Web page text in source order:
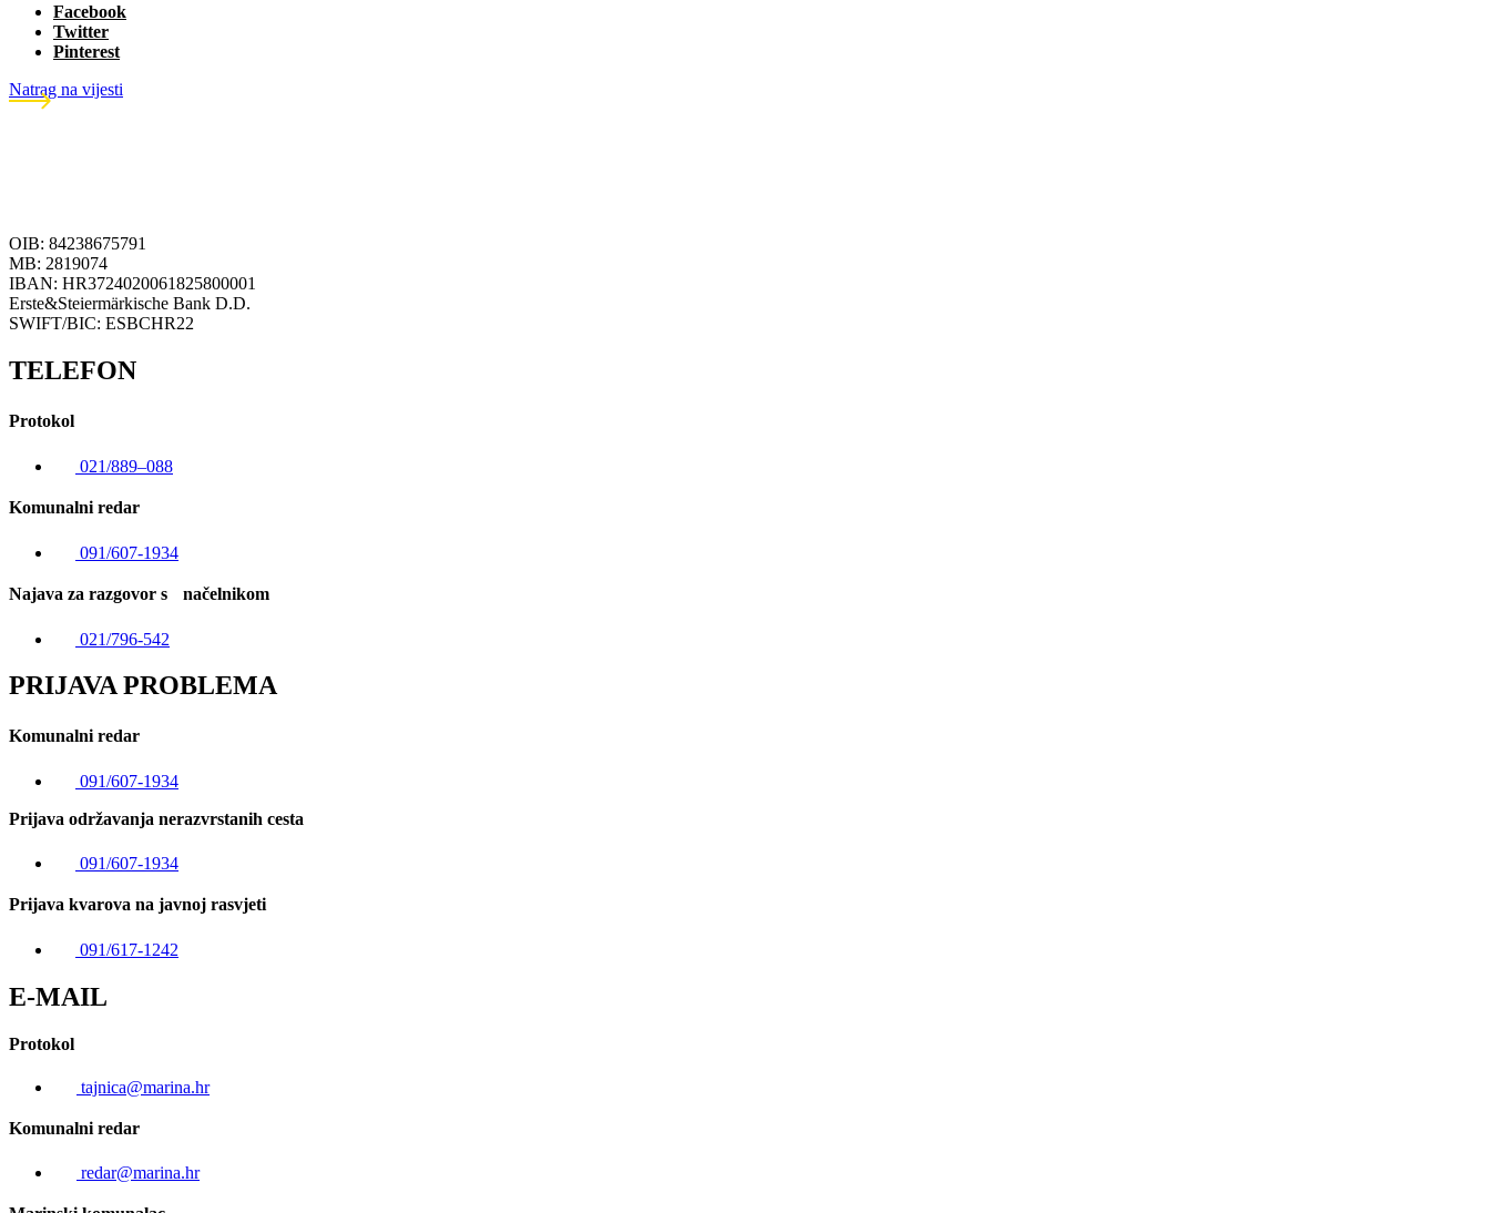
Facebook
Twitter
Pinterest
Natrag na vijesti
OIB: 84238675791
MB: 2819074
IBAN: HR3724020061825800001
Erste&Steiermärkische Bank D.D.
SWIFT/BIC: ESBCHR22
TELEFON
Protokol
021/889–088
Komunalni redar
091/607-1934
Najava za razgovor s načelnikom
021/796-542
PRIJAVA PROBLEMA
Komunalni redar
091/607-1934
Prijava održavanja nerazvrstanih cesta
091/607-1934
Prijava kvarova na javnoj rasvjeti
091/617-1242
E-MAIL
Protokol
tajnica@marina.hr
Komunalni redar
redar@marina.hr